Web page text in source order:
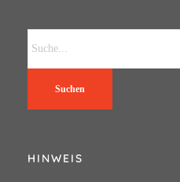
Suchen
HINWEIS